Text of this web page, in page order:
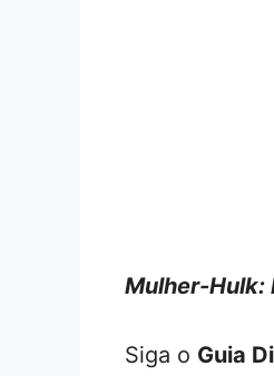
Mulher-Hulk:
Siga o Guia